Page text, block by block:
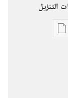
التنزيل
خيارات